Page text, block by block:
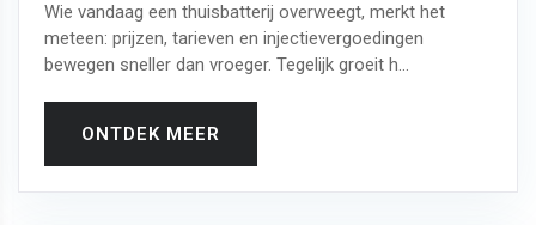
Wie vandaag een thuisbatterij overweegt, merkt het
meteen: prijzen, tarieven en injectievergoedingen
bewegen sneller dan vroeger. Tegelijk groeit h...
ONTDEK MEER